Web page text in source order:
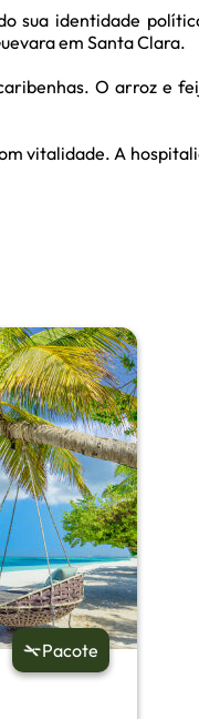
sua identidade
em Santa Clara.
O arroz e
vitalidade. A
Pacote